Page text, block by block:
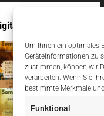
Um Ihnen ein optimales
Geräteinformationen zu
zustimmen, können wir
verarbeiten. Wenn Sie
bestimmte Merkmale
Funktional